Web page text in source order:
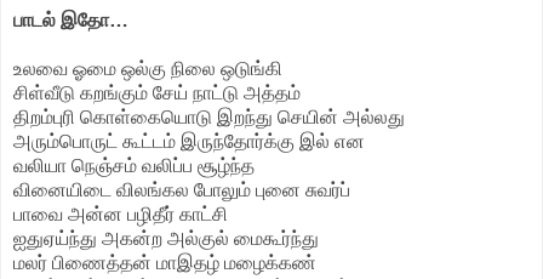
பாடல் இதோ…
உலவை ஓமை ஒல்கு நிலை ஒடுங்கி
சிள்வீடு கறங்கும் சேய் நாட்டு அத்தம்
திறம்புரி கொள்கையொடு இறந்து செயின் அல்லது
அரும்பொருட் கூட்டம் இருந்தோர்க்கு இல் என
வலியா நெஞ்சம் வலிப்ப சூழ்ந்த
வினையிடை விலங்கல போலும் புனை சுவர்ப்
பாவை அன்ன பழிதீர் காட்சி
ஐதுஏய்ந்து அகன்ற அல்குல் மைகூர்ந்து
மலர் பிணைத்தன் மாஇதழ் மழைக்கண்